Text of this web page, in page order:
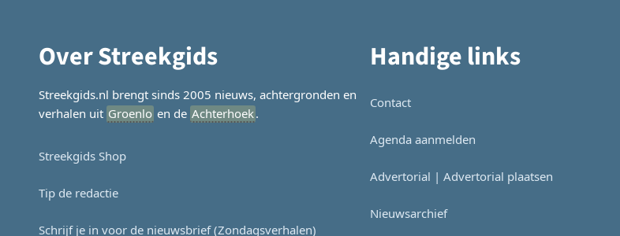
Over Streekgids
Streekgids.nl brengt sinds 2005 nieuws, achtergronden en
verhalen uit Groenlo en de Achterhoek.
Streekgids Shop
Tip de redactie
Schrijf je in voor de nieuwsbrief (Zondagsverhalen)
Handige links
Contact
Agenda aanmelden
Advertorial | Advertorial plaatsen
Nieuwsarchief